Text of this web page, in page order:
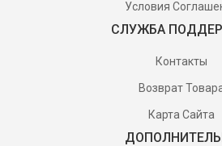
Условия
СЛУЖБА
Контакты
Возврат
Карта Сайта